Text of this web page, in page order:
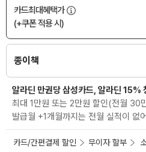
카드최대혜택가
(+쿠폰 적용 시)
종이책
알라딘 만권당 삼성카드, 알라딘 15%
최대 1만원 또는 2만원 할인(전월 30
발급월 +1개월까지는 전월 실적이 없
카드/간편결제 할인 무이자 할부